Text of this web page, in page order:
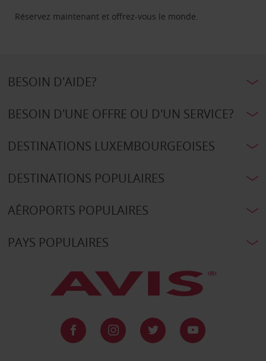
Réservez maintenant et offrez-vous le monde.
BESOIN D'AIDE?
BESOIN D'UNE OFFRE OU D'UN SERVICE?
DESTINATIONS LUXEMBOURGEOISES
DESTINATIONS POPULAIRES
AÉROPORTS POPULAIRES
PAYS POPULAIRES